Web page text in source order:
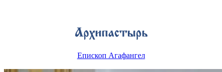
Епископ Агафангел